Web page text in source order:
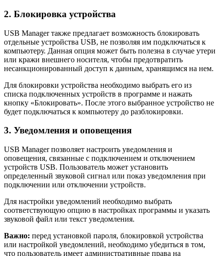
2. Блокировка устройства
USB Manager также предлагает возможность блокировать
отдельные устройства USB, не позволяя им подключаться к
компьютеру. Данная опция может быть полезна в случае утери
или кражи внешнего носителя, чтобы предотвратить
несанкционированный доступ к данным, хранящимся на нем.
Для блокировки устройства необходимо выбрать его из
списка подключенных устройств в программе и нажать
кнопку «Блокировать». После этого выбранное устройство не
будет подключаться к компьютеру до разблокировки.
3. Уведомления и оповещения
USB Manager позволяет настроить уведомления и
оповещения, связанные с подключением и отключением
устройств USB. Пользователь может установить
определенный звуковой сигнал или показ уведомления при
подключении или отключении устройств.
Для настройки уведомлений необходимо выбрать
соответствующую опцию в настройках программы и указать
звуковой файл или текст уведомления.
Важно: перед установкой пароля, блокировкой устройства
или настройкой уведомлений, необходимо убедиться в том,
что пользователь имеет административные права на